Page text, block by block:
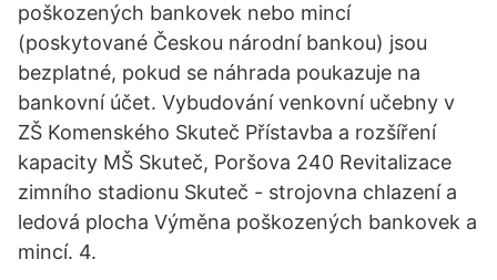
poškozených bankovek nebo mincí
(poskytované Českou národní bankou) jsou
bezplatné, pokud se náhrada poukazuje na
bankovní účet. Vybudování venkovní učebny v
ZŠ Komenského Skuteč Přístavba a rozšíření
kapacity MŠ Skuteč, Poršova 240 Revitalizace
zimního stadionu Skuteč - strojovna chlazení a
ledová plocha Výměna poškozených bankovek a
mincí. 4.